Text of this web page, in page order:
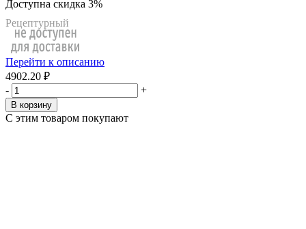
Доступна скидка 3%
Рецептурный
Перейти к описанию
4902.20 ₽
-
+
В корзину
С этим товаром покупают